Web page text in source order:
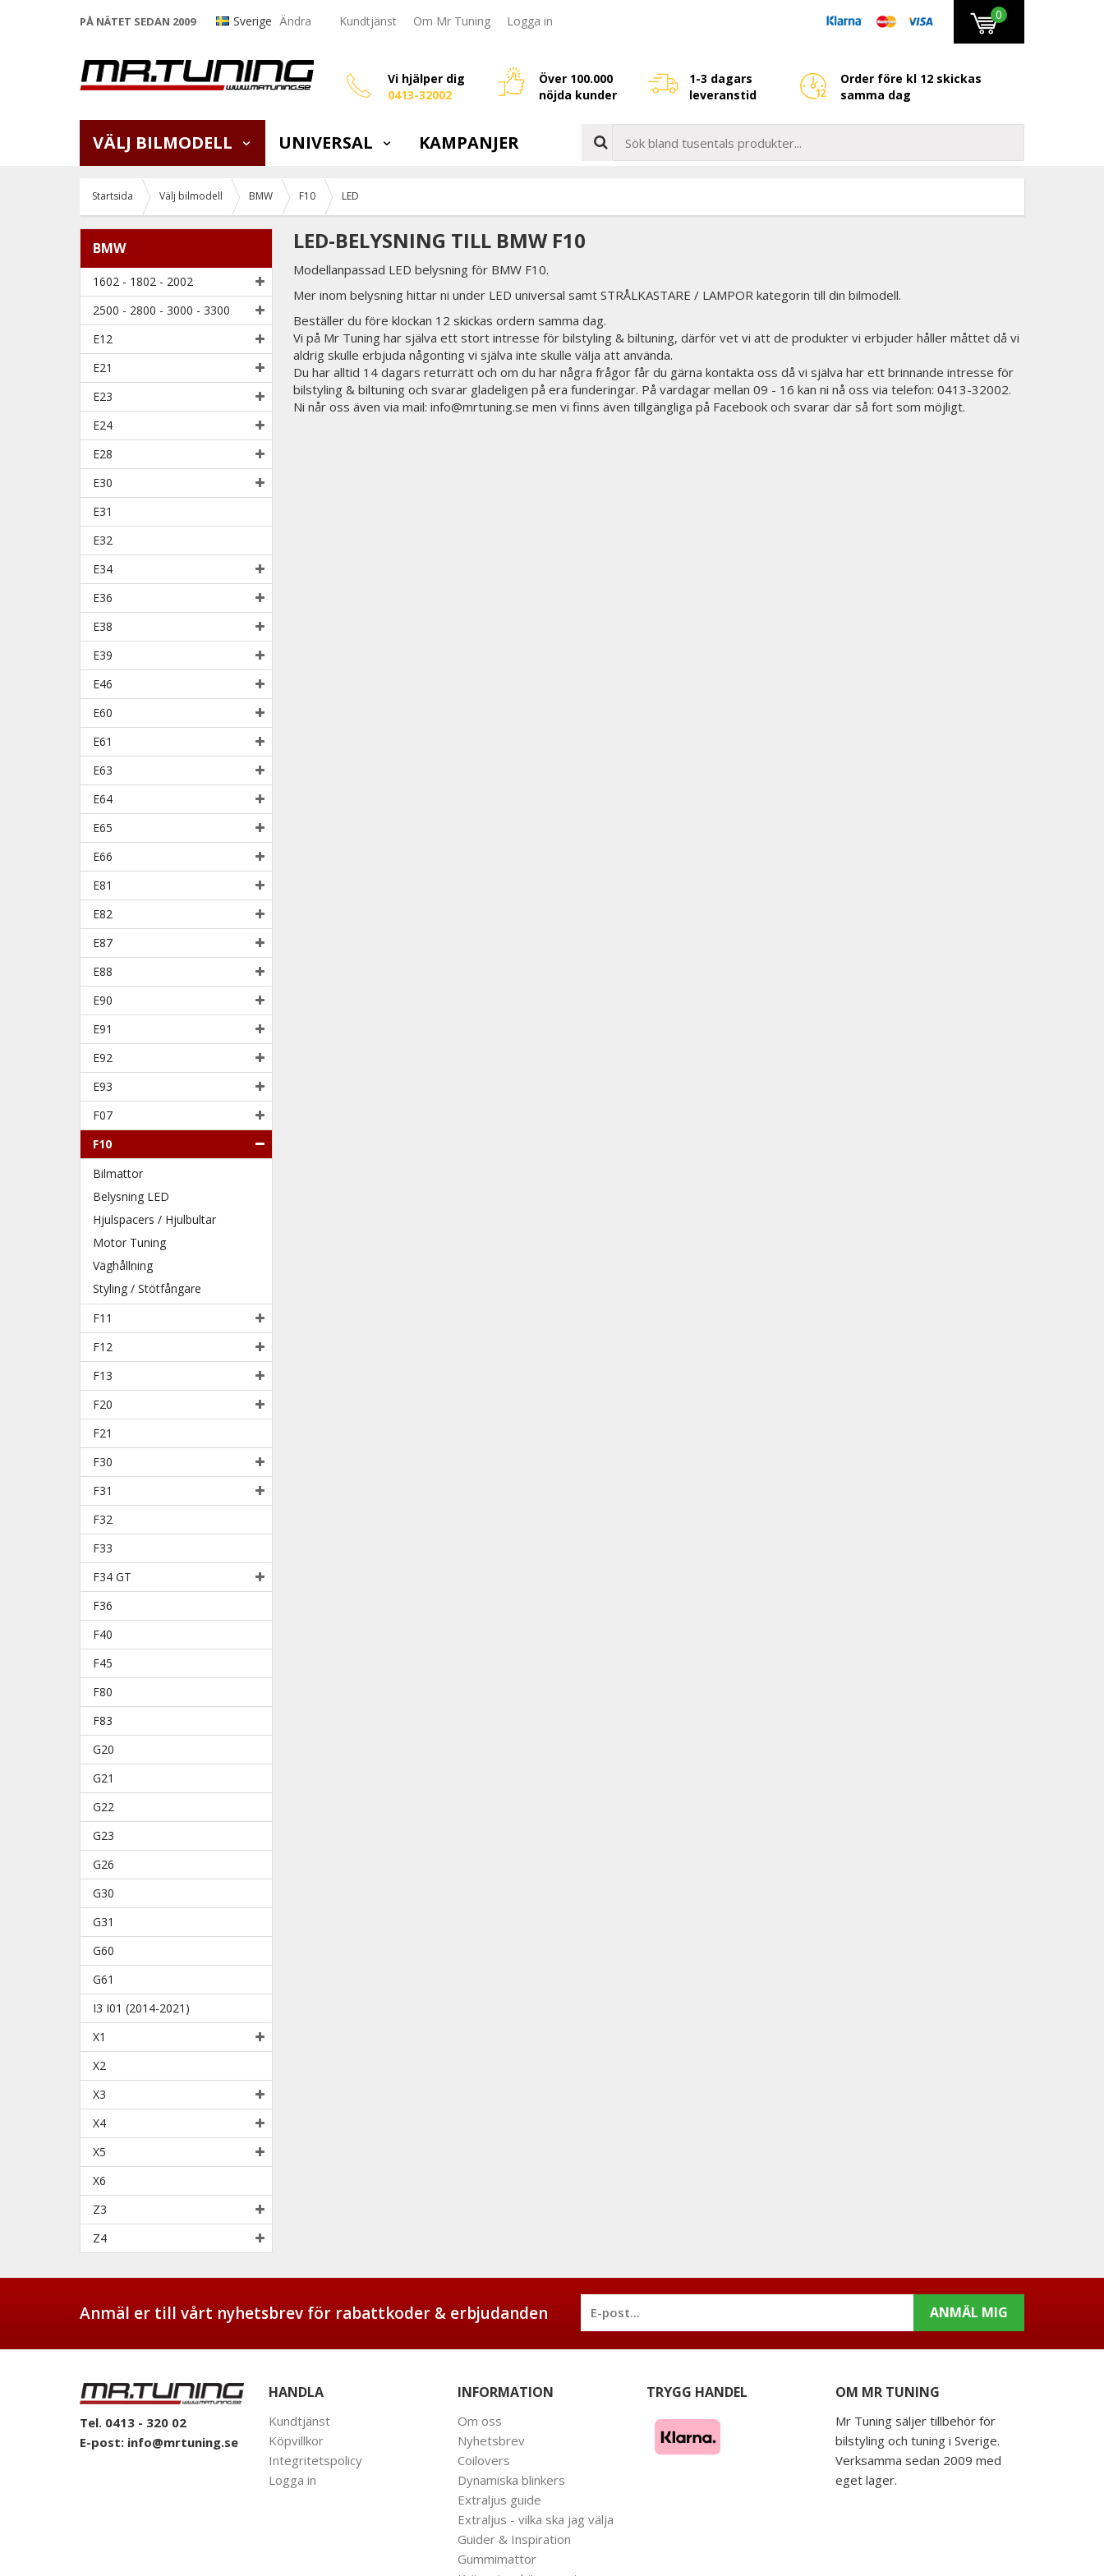
PÅ NÄTET SEDAN 2009 Sverige Ändra Kundtjänst Om Mr Tuning Logga in 0
Vi hjälper dig
0413-32002
Över 100.000
nöjda kunder
1-3 dagars
leveranstid
Order före kl 12 skickas
samma dag
VÄLJ BILMODELL UNIVERSAL KAMPANJER
Startsida Välj bilmodell BMW F10 LED
BMW
1602 - 1802 - 2002
2500 - 2800 - 3000 - 3300
E12
E21
E23
E24
E28
E30
E31
E32
E34
E36
E38
E39
E46
E60
E61
E63
E64
E65
E66
E81
E82
E87
E88
E90
E91
E92
E93
F07
F10
Bilmattor
Belysning LED
Hjulspacers / Hjulbultar
Motor Tuning
Väghållning
Styling / Stötfångare
F11
F12
F13
F20
F21
F30
F31
F32
F33
F34 GT
F36
F40
F45
F80
F83
G20
G21
G22
G23
G26
G30
G31
G60
G61
I3 I01 (2014-2021)
X1
X2
X3
X4
X5
X6
Z3
Z4
LED-BELYSNING TILL BMW F10
Modellanpassad LED belysning för BMW F10.
Mer inom belysning hittar ni under LED universal samt STRÅLKASTARE / LAMPOR kategorin till din bilmodell.
Beställer du före klockan 12 skickas ordern samma dag.
Vi på Mr Tuning har själva ett stort intresse för bilstyling & biltuning, därför vet vi att de produkter vi erbjuder håller måttet då vi
aldrig skulle erbjuda någonting vi själva inte skulle välja att använda.
Du har alltid 14 dagars returrätt och om du har några frågor får du gärna kontakta oss då vi själva har ett brinnande intresse för
bilstyling & biltuning och svarar gladeligen på era funderingar. På vardagar mellan 09 - 16 kan ni nå oss via telefon: 0413-32002.
Ni når oss även via mail: info@mrtuning.se men vi finns även tillgängliga på Facebook och svarar där så fort som möjligt.
Anmäl er till vårt nyhetsbrev för rabattkoder & erbjudanden ANMÄL MIG
Tel. 0413 - 320 02
E-post: info@mrtuning.se
HANDLA
Kundtjänst
Köpvillkor
Integritetspolicy
Logga in
INFORMATION
Om oss
Nyhetsbrev
Coilovers
Dynamiska blinkers
Extraljus guide
Extraljus - vilka ska jag välja
Guider & Inspiration
Gummimattor
TRYGG HANDEL OM MR TUNING
Mr Tuning säljer tillbehör för
bilstyling och tuning i Sverige.
Verksamma sedan 2009 med
eget lager.